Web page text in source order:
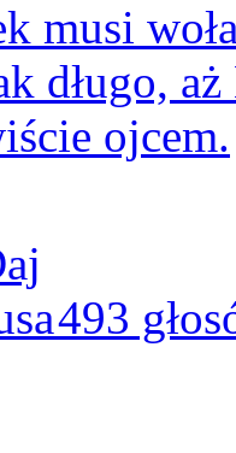
musi
długo,
ojcem.
493